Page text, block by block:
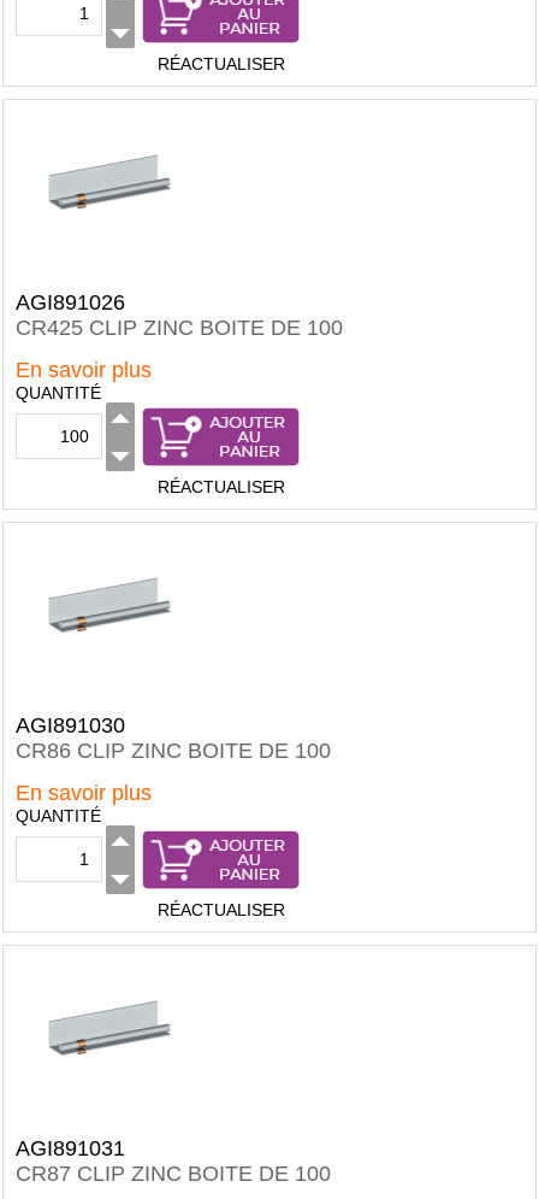
RÉACTUALISER
AGI891026
CR425 CLIP ZINC BOITE DE 100
En savoir plus
QUANTITÉ
RÉACTUALISER
AGI891030
CR86 CLIP ZINC BOITE DE 100
En savoir plus
QUANTITÉ
RÉACTUALISER
AGI891031
CR87 CLIP ZINC BOITE DE 100